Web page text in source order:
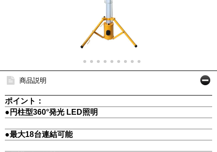
商品説明
ポイント：
●円柱型360°発光 LED照明
●最大18台連結可能